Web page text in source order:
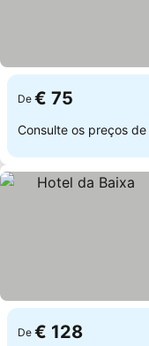
De € 75
Consulte os preços de
De € 128